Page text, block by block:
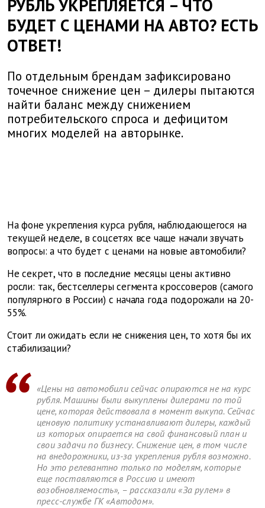
РУБЛЬ УКРЕПЛЯЕТСЯ – ЧТО
БУДЕТ С ЦЕНАМИ НА АВТО? ЕСТЬ
ОТВЕТ!
По отдельным брендам зафиксировано
точечное снижение цен – дилеры пытаются
найти баланс между снижением
потребительского спроса и дефицитом
многих моделей на авторынке.
На фоне укрепления курса рубля, наблюдающегося на
текущей неделе, в соцсетях все чаще начали звучать
вопросы: а что будет с ценами на новые автомобили?
Не секрет, что в последние месяцы цены активно
росли: так, бестселлеры сегмента кроссоверов (самого
популярного в России) с начала года подорожали на 20-
55%.
Стоит ли ожидать если не снижения цен, то хотя бы их
стабилизации?
«Цены на автомобили сейчас опираются не на курс
рубля. Машины были выкуплены дилерами по той
цене, которая действовала в момент выкупа. Сейчас
ценовую политику устанавливают дилеры, каждый
из которых опирается на свой финансовый план и
свои задачи по бизнесу. Снижение цен, в том числе
на внедорожники, из-за укрепления рубля возможно.
Но это релевантно только по моделям, которые
еще поставляются в Россию и имеют
возобновляемость», – рассказали «За рулем» в
пресс-службе ГК «Автодом».